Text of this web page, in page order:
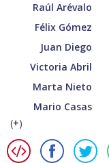
Raúl Arévalo
Félix Gómez
Juan Diego
Victoria Abril
Marta Nieto
Mario Casas
(+)